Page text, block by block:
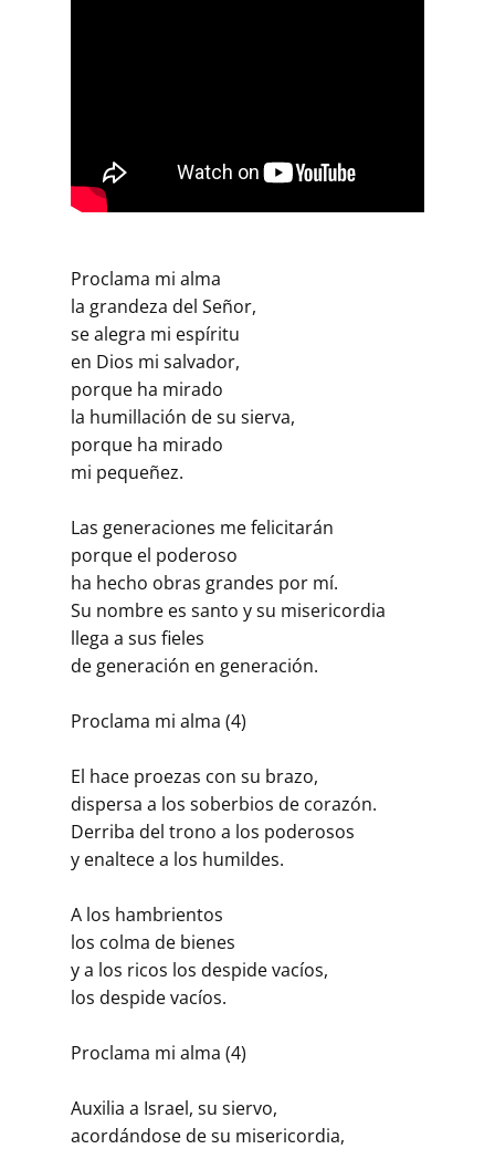
Proclama mi alma
la grandeza del Señor,
se alegra mi espíritu
en Dios mi salvador,
porque ha mirado
la humillación de su sierva,
porque ha mirado
mi pequeñez.
Las generaciones me felicitarán
porque el poderoso
ha hecho obras grandes por mí.
Su nombre es santo y su misericordia
llega a sus fieles
de generación en generación.
Proclama mi alma (4)
El hace proezas con su brazo,
dispersa a los soberbios de corazón.
Derriba del trono a los poderosos
y enaltece a los humildes.
A los hambrientos
los colma de bienes
y a los ricos los despide vacíos,
los despide vacíos.
Proclama mi alma (4)
Auxilia a Israel, su siervo,
acordándose de su misericordia,